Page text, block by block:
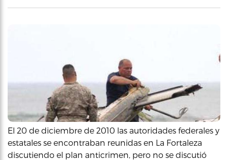
El 20 de diciembre de 2010 las autoridades federales y
estatales se encontraban reunidas en La Fortaleza
discutiendo el plan anticrimen, pero no se discutió